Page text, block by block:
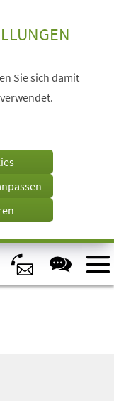
Sie sich damit